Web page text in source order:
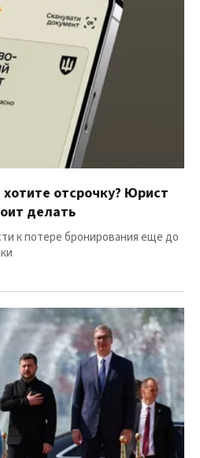
отсрочку? Юрист
делать
к потере бронирования еще до